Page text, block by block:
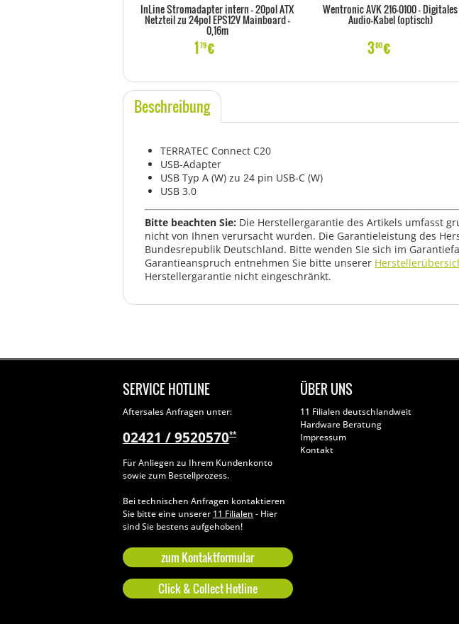
InLine Stromadapter intern - 20pol ATX
Netzteil zu 24pol EPS12V Mainboard -
0,16m
1 79€
Wentronic AVK 216-0100 - Digitales
Audio-Kabel (optisch)
300€
Beschreibung
TERRATEC Connect C20
USB-Adapter
USB Typ A (W) zu 24 pin USB-C (W)
USB 3.0
Bitte beachten Sie: Die Herstellergarantie des Artikels umfasst
nicht von Ihnen verursacht wurden. Die Garantieleistung des
Bundesrepublik Deutschland. Bitte wenden Sie sich im
Garantieanspruch entnehmen Sie bitte unserer
Herstellergarantie nicht eingeschränkt.
SERVICE HOTLINE
Aftersales Anfragen unter:
02421 / 9520570**
Für Anliegen zu Ihrem Kundenkonto
sowie zum Bestellprozess.
Bei technischen Anfragen kontaktieren
Sie bitte eine unserer 11 Filialen - Hier
sind Sie bestens aufgehoben!
zum Kontaktformular
Click & Collect Hotline
ÜBER UNS
11 Filialen deutschlandweit
Hardware Beratung
Impressum
Kontakt